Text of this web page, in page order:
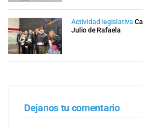
Actividad legislativa
Julio de Rafaela
Dejanos tu comentario